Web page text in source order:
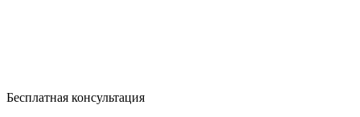
Бесплатная консультация